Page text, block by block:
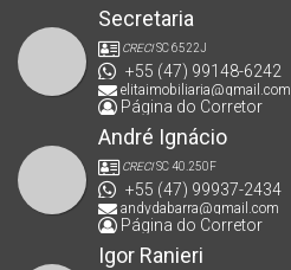
Secretaria
CRECISC 6522J
+55 (47) 99148-6242
elitaimobiliaria@gmail.com
Página do Corretor
André Ignácio
CRECISC 40.250F
+55 (47) 99937-2434
andydabarra@gmail.com
Página do Corretor
Igor Ranieri